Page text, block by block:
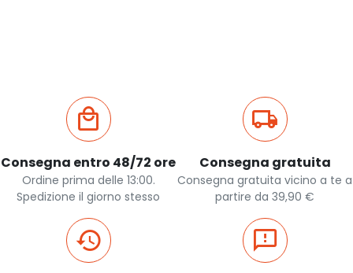
Consegna entro 48/72 ore
Ordine prima delle 13:00.
Spedizione il giorno stesso
Consegna gratuita
Consegna gratuita vicino a te a
partire da 39,90 €